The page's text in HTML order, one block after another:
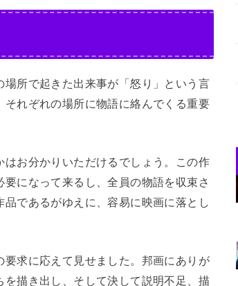
所で起きた出来事が「怒り」という言
れぞれの場所に物語に絡んでくる重要
お分かりいただけるでしょう。この作
になって来るし、全員の物語を収束さ
であるがゆえに、容易に映画に落とし
求に応えて見せました。邦画にありが
描き出し、そして決して説明不足、描